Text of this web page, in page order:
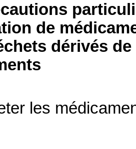
de
dérivés
les